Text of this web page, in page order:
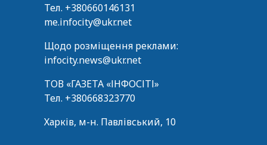
Тел. +380660146131
me.infocity@ukr.net
Щодо розміщення реклами:
infocity.news@ukr.net
ТОВ «ГАЗЕТА «ІНФОСІТІ»
Тел. +380668323770
Харків, м-н. Павлівський, 10